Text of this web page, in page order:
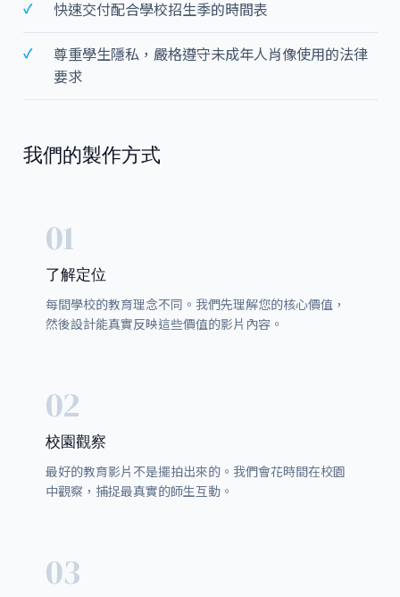
快速交付配合學校招生季的時間表
尊重學生隱私，嚴格遵守未成年人肖像使用的法律
要求
我們的製作方式
01
了解定位
每間學校的教育理念不同。我們先理解您的核心價值，
然後設計能真實反映這些價值的影片內容。
02
校園觀察
最好的教育影片不是擺拍出來的。我們會花時間在校園
中觀察，捕捉最真實的師生互動。
03